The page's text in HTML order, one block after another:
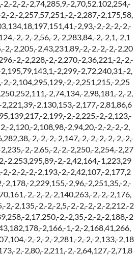
2,-2,-2,-2,74,285,9,-2,70,52,102,254,-
2,-2,257,57,251,-2,-2,287,-2,175,58,
2,93,-2,-2,-2,-2,-
2,-2,-2,56,-2,-2,283,84,-2,-2,1,-2,1
2,-2,205,-2,43,231,89,-2,-2,-2,-2,-2,20
2,-2,228,-2,-2,270,-2,36,221,-2,-2,-
2,299,-2,72,240,31,-2,
2,-2,104,295,129,-2,-2,251,215,-2,25
2,74,134,-2,98,181,-2,-2,
2,130,153,-2,177,-2,81,86,6
2,199,-2,-2,225,-2,-2,123,-
2,120,-2,108,98,-2,94,20,-2,-2,-2,-2,
2,-2,-2,-2,147,-2,-2,-2,-2,-2,-2,-
2,-2,65,-2,-2,-2,250,-2,254,-2,27
2,253,295,89,-2,-2,42,164,-1,223,29
2,-2,-2,-2,193,-2,-2,42,107,-2,177,2
2,178,-2,229,155,-2,96,-2,251,35,-2,-
2,-2,-2,-2,140,263,-2,-2,-2,176,
2,-2,135,-2,-2,-2,5,-2,-2,-2,-2,-2,212,-2
2,17,250,-2,-2,35,-2,-2,-2,188,-2
2,166,-1,-2,-2,168,41,266,
2,-2,-2,-2,281,-2,-2,-2,133,-2,18
2,-2,80,-2,211,-2,-2,64,127,-2,71,8